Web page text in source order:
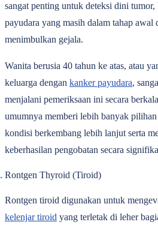
sangat penting untuk deteksi dini tumor,
payudara yang masih dalam tahap awal
menimbulkan gejala.
Wanita berusia 40 tahun ke atas, atau
keluarga dengan kanker payudara,
menjalani pemeriksaan ini secara
umumnya memberi lebih banyak pilihan
kondisi berkembang lebih lanjut serta
keberhasilan pengobatan secara
Rontgen Thyroid (Tiroid)
Rontgen tiroid digunakan untuk
kelenjar tiroid yang terletak di leher